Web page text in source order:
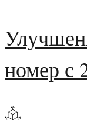
номер с